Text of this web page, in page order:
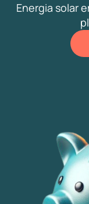
Energia solar